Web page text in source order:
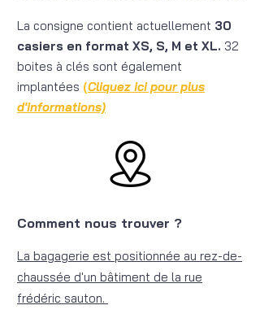
La consigne contient actuellement 30
casiers en format XS, S, M et XL. 32
boites à clés sont également
implantées (Cliquez ici pour plus
d'informations)
Comment nous trouver ?
La bagagerie est positionnée au rez-de-
chaussée d'un bâtiment de la rue
frédéric sauton.